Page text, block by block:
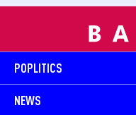
POPLITICS
NEWS